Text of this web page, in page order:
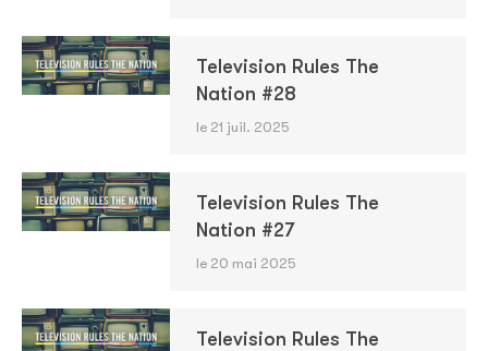
Television Rules The
Nation #28
le 21 juil. 2025
Television Rules The
Nation #27
le 20 mai 2025
Television Rules The